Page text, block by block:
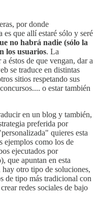
por donde
es que allí estaré sólo y seré
no habrá nadie (sólo la
los usuarios. La
éstos de que vengan, dar a
se traduce en distintas
sitios respetando sus
o estar también
en un blog y también,
preferida por
quieres esta
ejemplos como los de
ejecutados por
que apuntan en esta
otro tipo de soluciones,
de tipo más tradicional con
redes sociales de bajo